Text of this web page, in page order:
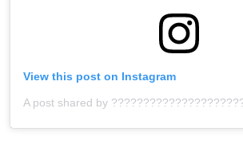
View this post on Instagram